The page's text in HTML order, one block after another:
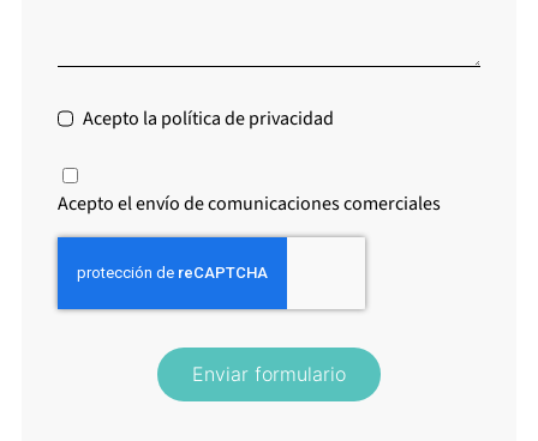
Acepto la política de privacidad
Acepto el envío de comunicaciones comerciales
Enviar formulario